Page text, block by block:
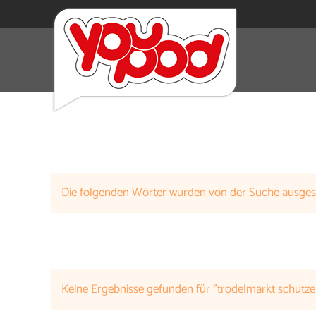
Die folgenden Wörter wurden von der Suche
Keine Ergebnisse gefunden für "trodelmarkt